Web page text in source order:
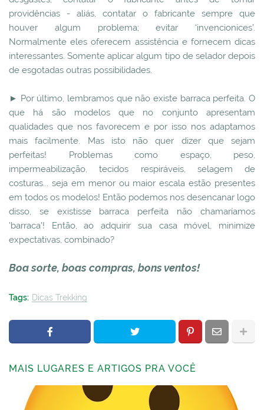
providências - aliás, contatar o fabricante sempre que
houver algum problema; evitar ‘invencionices’.
Normalmente eles oferecem assistência e fornecem dicas
interessantes. Somente aplicar algum tipo de selador depois
de esgotadas outras possibilidades.
► Por último, lembramos que não existe barraca perfeita. O
que há são modelos que no conjunto apresentam
qualidades que nos favorecem e por isso nos adaptamos
mais facilmente. Mas isto não quer dizer que sejam
perfeitas! Problemas como espaço, peso,
impermeabilização, tecidos respiráveis, selagem de
costuras... seja em menor ou maior escala estão presentes
em todos os modelos! Então podemos nos desencanar logo
disso, se existisse barraca perfeita não chamaríamos
'barraca'! Então, ao adquirir sua casa móvel, minimize
expectativas, combinado?
Boa sorte, boas compras, bons ventos!
Tags: Dicas Trekking
MAIS LUGARES E ARTIGOS PRA VOCÊ